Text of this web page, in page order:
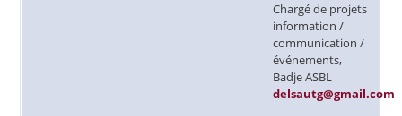
Chargé de projets
information /
communication /
événements,
Badje ASBL
delsautg@gmail.com